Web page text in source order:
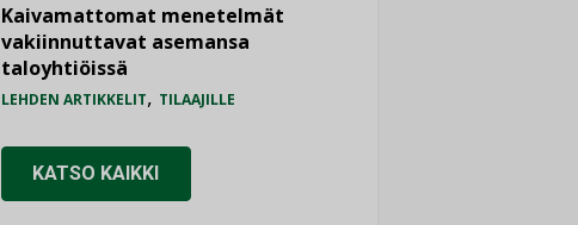
Kaivamattomat menetelmät
vakiinnuttavat asemansa
taloyhtiöissä
LEHDEN ARTIKKELIT, TILAAJILLE
KATSO KAIKKI